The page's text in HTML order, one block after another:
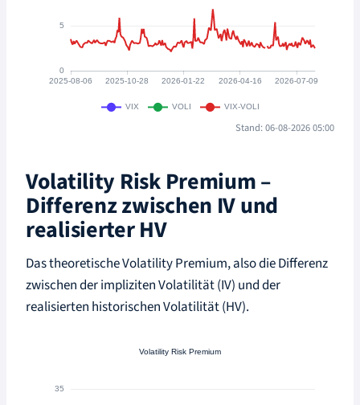
Stand: 06-08-2026 05:00
Volatility Risk Premium –
Differenz zwischen IV und
realisierter HV
Das theoretische Volatility Premium, also die Differenz
zwischen der impliziten Volatilität (IV) und der
realisierten historischen Volatilität (HV).